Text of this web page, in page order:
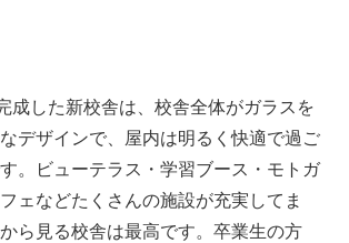
成した新校舎は、校舎全体がガラスを
デザインで、屋内は明るく快適で過ご
。ビューテラス・学習ブース・モトガ
ェなどたくさんの施設が充実してま
ら見る校舎は最高です。卒業生の方